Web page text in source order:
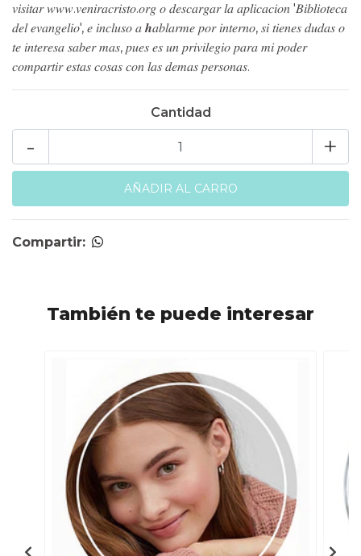
𝑣𝑖𝑠𝑖𝑡𝑎𝑟 𝑤𝑤𝑤.𝑣𝑒𝑛𝑖𝑟𝑎𝑐𝑟𝑖𝑠𝑡𝑜.𝑜𝑟𝑔 𝑜 𝑑𝑒𝑠𝑐𝑎𝑟𝑔𝑎𝑟 𝑙𝑎 𝑎𝑝𝑙𝑖𝑐𝑎𝑐𝑖𝑜𝑛 '𝐵𝑖𝑏𝑙𝑖𝑜𝑡𝑒𝑐𝑎
𝑑𝑒𝑙 𝑒𝑣𝑎𝑛𝑔𝑒𝑙𝑖𝑜', 𝑒 𝑖𝑛𝑐𝑙𝑢𝑠𝑜 𝑎 𝒉𝑎𝑏𝑙𝑎𝑟𝑚𝑒 𝑝𝑜𝑟 𝑖𝑛𝑡𝑒𝑟𝑛𝑜, 𝑠𝑖 𝑡𝑖𝑒𝑛𝑒𝑠 𝑑𝑢𝑑𝑎𝑠 𝑜
𝑡𝑒 𝑖𝑛𝑡𝑒𝑟𝑒𝑠𝑎 𝑠𝑎𝑏𝑒𝑟 𝑚𝑎𝑠, 𝑝𝑢𝑒𝑠 𝑒𝑠 𝑢𝑛 𝑝𝑟𝑖𝑣𝑖𝑙𝑒𝑔𝑖𝑜 𝑝𝑎𝑟𝑎 𝑚𝑖 𝑝𝑜𝑑𝑒𝑟
𝑐𝑜𝑚𝑝𝑎𝑟𝑡𝑖𝑟 𝑒𝑠𝑡𝑎𝑠 𝑐𝑜𝑠𝑎𝑠 𝑐𝑜𝑛 𝑙𝑎𝑠 𝑑𝑒𝑚𝑎𝑠 𝑝𝑒𝑟𝑠𝑜𝑛𝑎𝑠.
Cantidad
+
-
Compartir:
También te puede interesar